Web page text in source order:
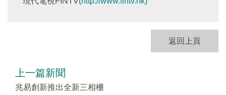
返回上頁
上一篇新聞
兆易創新推出全新三相柵